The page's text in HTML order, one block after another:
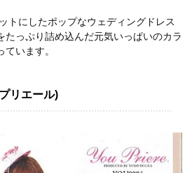
トにしたポップなウェディングドレス
たっぷり詰め込んだ元気いっぱいのカラ
います。
リエール)